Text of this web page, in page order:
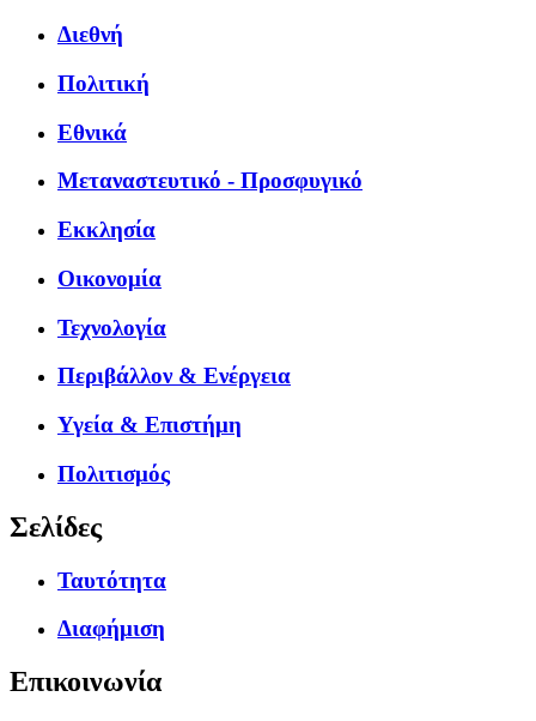
Διεθνή
Πολιτική
Εθνικά
Μεταναστευτικό - Προσφυγικό
Εκκλησία
Οικονομία
Τεχνολογία
Περιβάλλον & Ενέργεια
Υγεία & Επιστήμη
Πολιτισμός
Σελίδες
Ταυτότητα
Διαφήμιση
Επικοινωνία